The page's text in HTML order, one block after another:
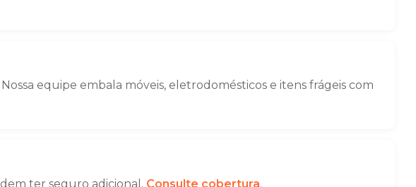
equipe embala móveis, eletrodomésticos e itens frágeis com
ter seguro adicional. Consulte cobertura.